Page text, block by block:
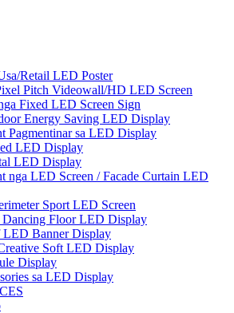
Retail LED Poster
Pitch Videowall/HD LED Screen
Fixed LED Screen Sign
Energy Saving LED Display
Pagmentinar sa LED Display
LED Display
LED Display
nga LED Screen / Facade Curtain LED
Sport LED Screen
Dancing Floor LED Display
LED Banner Display
Soft LED Display
Display
sa LED Display